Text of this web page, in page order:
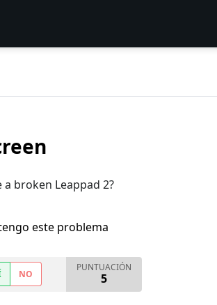
broken Leappad 2?
este problema
NO
PUNTUACIÓN
5